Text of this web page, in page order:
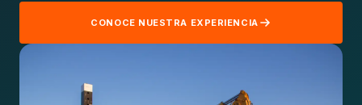
CONOCE NUESTRA EXPERIENCIA